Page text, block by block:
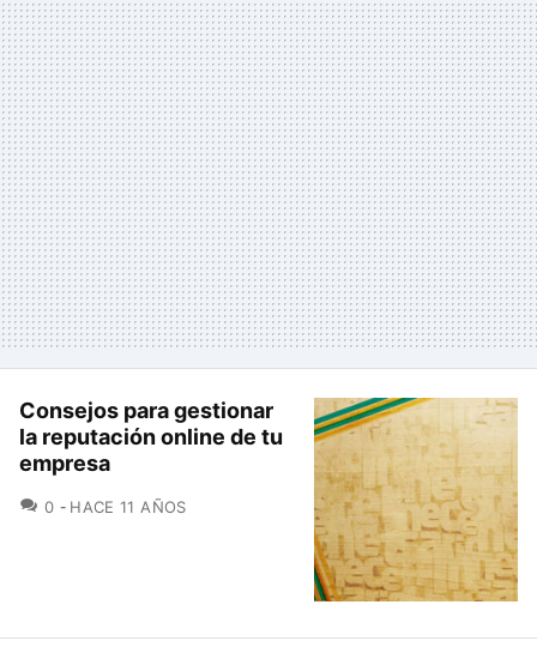
Consejos para gestionar
la reputación online de tu
empresa
0 COMENTARIOS
HACE 11 AÑOS